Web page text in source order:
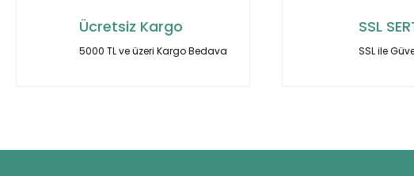
Ürün açıklamasında eksik bilgiler bulunuyor.
Ücretsiz Kargo
5000 TL ve üzeri Kargo Bedava
SSL
SSL ile